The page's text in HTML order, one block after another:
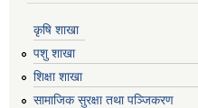
कृषि शाखा
पशु शाखा
शिक्षा शाखा
सामाजिक सुरक्षा तथा पञ्जिकरण